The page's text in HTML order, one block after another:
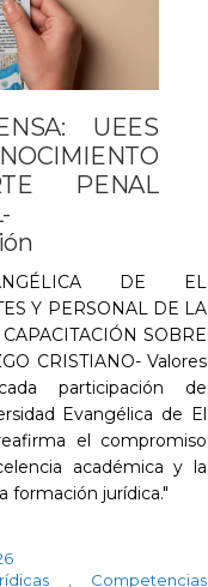
UEES
PENAL
DE EL
Y PERSONAL DE LA
SOBRE
CRISTIANO- Valores
participación de
Evangélica de El
el compromiso
académica y la
formación jurídica."
Competencias